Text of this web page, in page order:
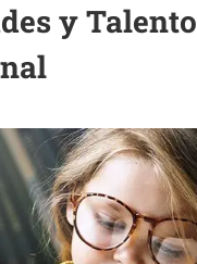
y Talento